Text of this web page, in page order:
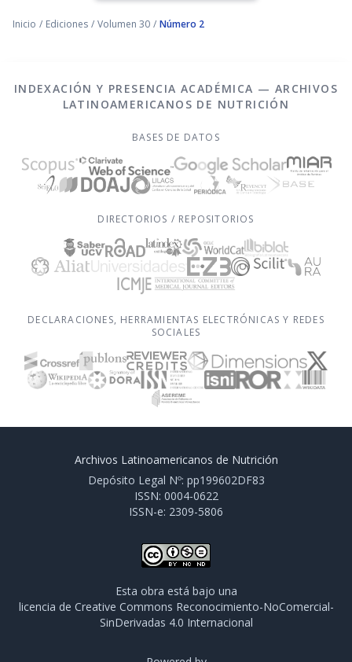
Inicio / Ediciones / Volumen 30 / Número 2
INDEXACIÓN Y PRESENCIA ACADÉMICA — ARCHIVOS
LATINOAMERICANOS DE NUTRICIÓN
BASES DE DATOS
DIRECTORIOS / REPOSITORIOS
DECLARACIONES, HERRAMIENTAS ELECTRÓNICAS Y REDES
SOCIALES
Archivos Latinoamericanos de Nutrición
Depósito Legal Nº: pp199602DF83
ISSN: 0004-0622
ISSN-e: 2309-5806
Esta obra está bajo una
licencia de Creative Commons Reconocimiento-NoComercial-
SinDerivadas 4.0 Internacional